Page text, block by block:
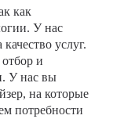
как
У нас
услуг.
и
У нас вы
на которые
потребности